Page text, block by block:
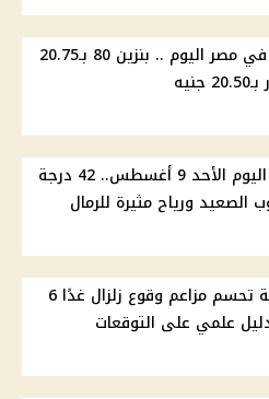
أسعار الوقود في مصر اليوم .. بنزين 80 بـ20.75
درجات الحرارة اليوم الأحد 9 أغسطس.. 42 درجة
ورياح مثيرة للرمال
البحوث الفلكية تحسم مزاعم وقوع زلزال غدًا 6
علمي على التوقعات